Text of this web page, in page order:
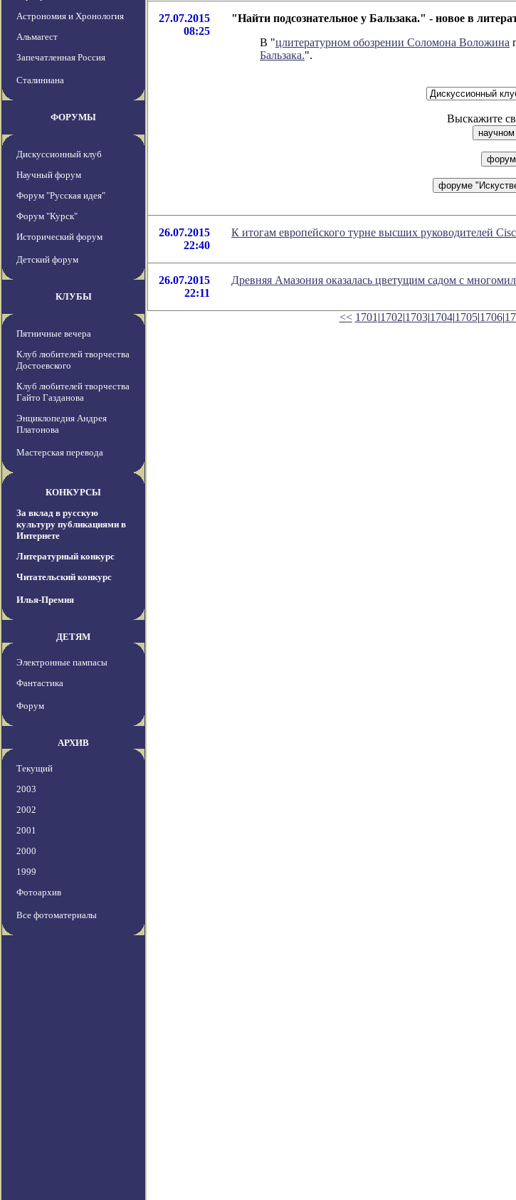
Астрономия и Хронология
Альмагест
Запечатленная Россия
Сталиниана
ФОРУМЫ
Дискуссионный клуб
Научный форум
Форум "Русская идея"
Форум "Курск"
Исторический форум
Детский форум
КЛУБЫ
Пятничные вечера
Клуб любителей творчества
Достоевского
Клуб любителей творчества
Гайто Газданова
Энциклопедия Андрея
Платонова
Мастерская перевода
КОНКУРСЫ
За вклад в русскую
культуру публикациями в
Интернете
Литературный конкурс
Читательский конкурс
Илья-Премия
ДЕТЯМ
Электронные пампасы
Фантастика
Форум
АРХИВ
Текущий
2003
2002
2001
2000
1999
Фотоархив
Все фотоматериалы
27.07.2015
08:25
"Найти подсознательное у Бальзака." - новое в
В "цлитературном обозрении Соломона Воложина
Бальзака.".
Выскажите
26.07.2015
22:40
К итогам европейского турне высших руководителей
26.07.2015
22:11
Древняя Амазония оказалась цветущим садом с
<< 1701 |1702|1703|1704|1705|1706|